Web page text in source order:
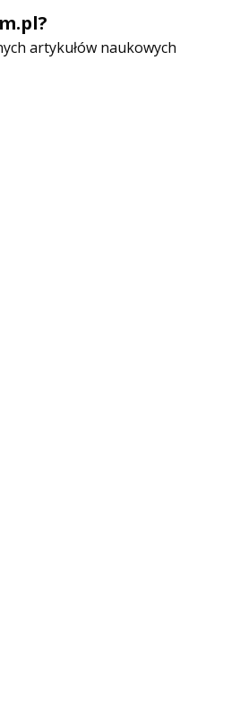
artykułów naukowych